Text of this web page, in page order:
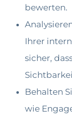
bewerten.
Ihrer
sicher,
Behalten
wie